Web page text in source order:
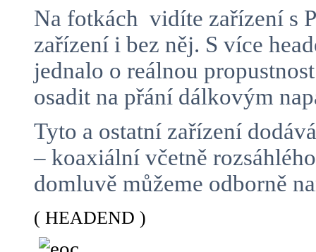
Na fotkách vidíte zařízení s
zařízení i bez něj. S více
jednalo o reálnou
osadit na přání dálkovým
Tyto a ostatní zařízení
– koaxiální včetně
domluvě můžeme odborně
( HEADEND )